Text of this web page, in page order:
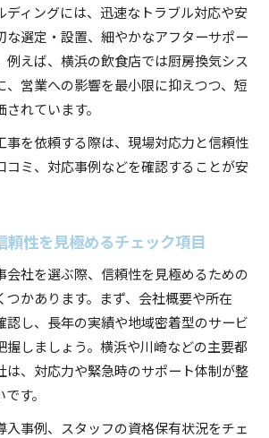
ディングには、迅速なトラブル対応や安
な選定・設置、細やかなアフターサポー
例えば、横浜の飲食店では厨房換気シス
、営業への影響を最小限に抑えつつ、短
れています。
事を依頼する際は、現場対応力と信頼性
コミ、対応事例などを確認することが安
頼性を見極めるチェック項目
会社を選ぶ際、信頼性を見極めるための
つかあります。まず、会社概要や所在
認し、長年の実績や地域密着型のサービ
握しましょう。横浜や川崎などの主要都
は、対応力や緊急時のサポート体制が整
す。
入事例、スタッフの資格保有状況をチェ